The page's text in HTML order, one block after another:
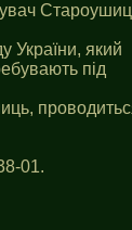
України, який
під
01.